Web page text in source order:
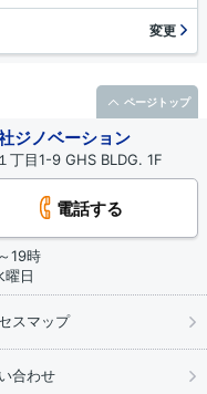
変更
ジノベーション
丁目1-9 GHS BLDG. 1F
電話する
19時
曜日
スマップ
合わせ
ページトップ